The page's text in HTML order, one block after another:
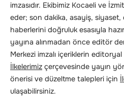
imzasıdır. Ekibimiz Kocaeli ve
eder; son dakika, asayiş,
haberlerini doğruluk esasıyla
yayına alınmadan önce editör
Merkezi imzalı içeriklerin
İlkelerimiz çerçevesinde yayın
önerisi ve düzeltme talepleri için
ulaşabilirsiniz.